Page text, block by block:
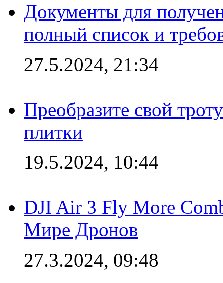
Документы для
полный список и
27.5.2024, 21:34
Преобразите свой
плитки
19.5.2024, 10:44
DJI Air 3 Fly More
Мире Дронов
27.3.2024, 09:48